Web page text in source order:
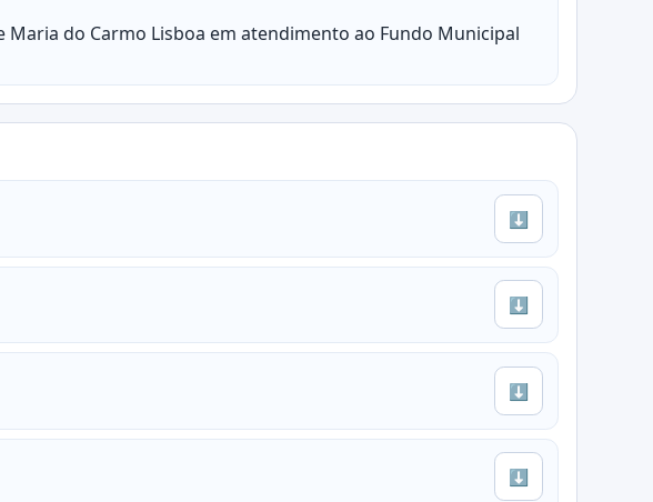
do Carmo Lisboa em atendimento ao Fundo Municipal
⬇
⬇
⬇
⬇